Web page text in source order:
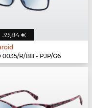
39,84 €
0035/R/BB - PJP/G6